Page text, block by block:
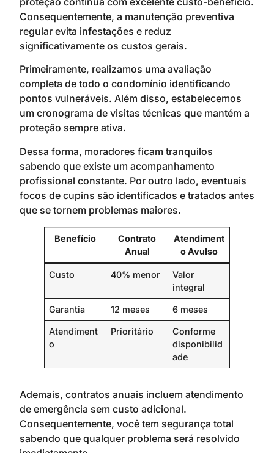
Consequentemente, a manutenção preventiva
regular evita infestações e reduz
significativamente os custos gerais.
Primeiramente, realizamos uma avaliação
completa de todo o condomínio identificando
pontos vulneráveis. Além disso, estabelecemos
um cronograma de visitas técnicas que mantém a
proteção sempre ativa.
Dessa forma, moradores ficam tranquilos
sabendo que existe um acompanhamento
profissional constante. Por outro lado, eventuais
focos de cupins são identificados e tratados antes
que se tornem problemas maiores.
Benefício
Contrato
Anual
Atendiment
o Avulso
Custo 40% menor
Valor
integral
Garantia 12 meses 6 meses
Atendiment
o
Prioritário
Conforme
disponibilid
ade
Ademais, contratos anuais incluem atendimento
de emergência sem custo adicional.
Consequentemente, você tem segurança total
sabendo que qualquer problema será resolvido